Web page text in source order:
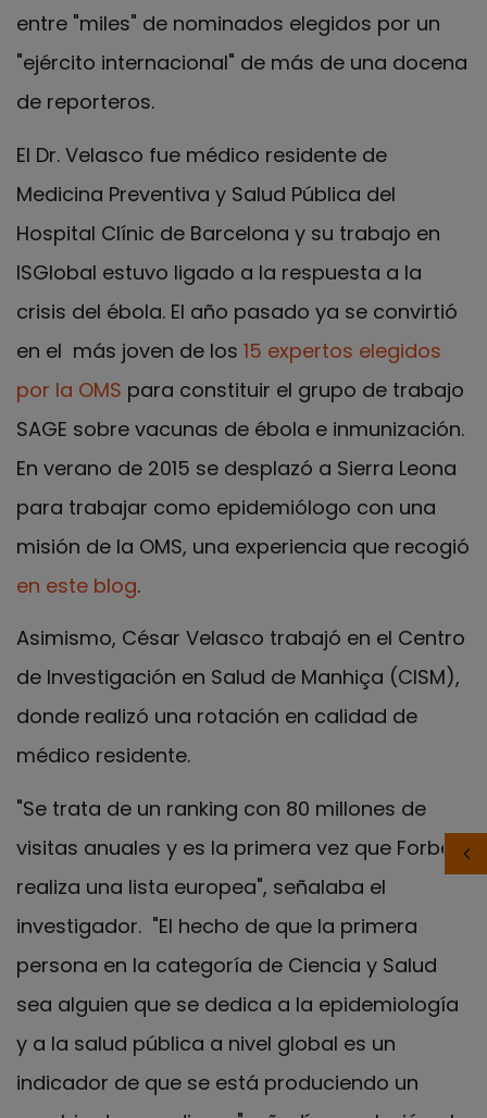
entre "miles" de nominados elegidos por un
"ejército internacional" de más de una docena
de reporteros.
El Dr. Velasco fue médico residente de
Medicina Preventiva y Salud Pública del
Hospital Clínic de Barcelona y su trabajo en
ISGlobal estuvo ligado a la respuesta a la
crisis del ébola. El año pasado ya se convirtió
en el más joven de los 15 expertos elegidos
por la OMS para constituir el grupo de trabajo
SAGE sobre vacunas de ébola e inmunización.
En verano de 2015 se desplazó a Sierra Leona
para trabajar como epidemiólogo con una
misión de la OMS, una experiencia que recogió
en este blog.
Asimismo, César Velasco trabajó en el Centro
de Investigación en Salud de Manhiça (CISM),
donde realizó una rotación en calidad de
médico residente.
"Se trata de un ranking con 80 millones de
visitas anuales y es la primera vez que Forbes
realiza una lista europea", señalaba el
investigador. "El hecho de que la primera
persona en la categoría de Ciencia y Salud
sea alguien que se dedica a la epidemiología
y a la salud pública a nivel global es un
indicador de que se está produciendo un